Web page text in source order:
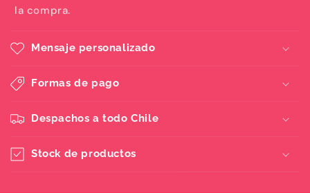
la compra.
Mensaje personalizado
Formas de pago
Despachos a todo Chile
Stock de productos